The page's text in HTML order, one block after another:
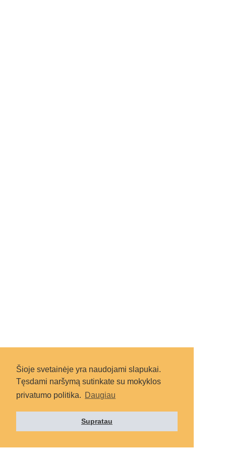
Šioje svetainėje yra naudojami slapukai.
Tęsdami naršymą sutinkate su mokyklos
privatumo politika. Daugiau
Supratau